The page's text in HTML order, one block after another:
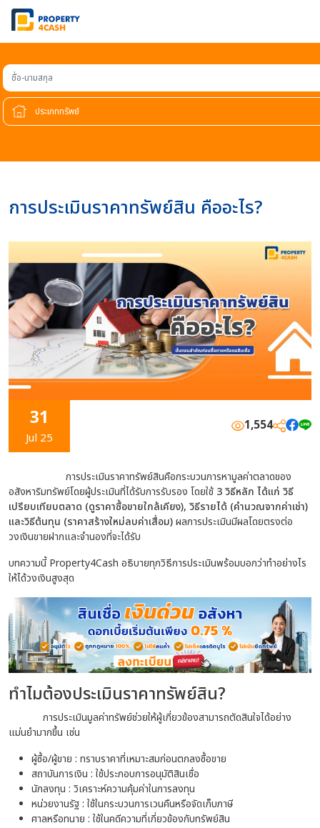
ชื่อ-นามสกุล
การประเมินราคาทรัพย์สิน คืออะไร?
31
Jul 25
1,554
การประเมินราคาทรัพย์สินคือกระบวนการหามูลค่าตลาดของ
อสังหาริมทรัพย์โดยผู้ประเมินที่ได้รับการรับรอง โดยใช้ 3 วิธีหลัก ได้แก่ วิธี
เปรียบเทียบตลาด (ดูราคาซื้อขายใกล้เคียง), วิธีรายได้ (คำนวณจากค่าเช่า)
และวิธีต้นทุน (ราคาสร้างใหม่ลบค่าเสื่อม)ผลการประเมินมีผลโดยตรงต่อ
วงเงินขายฝากและจำนองที่จะได้รับ
บทความนี้ Property4Cash อธิบายทุกวิธีการประเมินพร้อมบอกว่าทำอย่างไร
ให้ได้วงเงินสูงสุด
ทำไมต้องประเมินราคาทรัพย์สิน?
การประเมินมูลค่าทรัพย์ช่วยให้ผู้เกี่ยวข้องสามารถตัดสินใจได้อย่าง
แม่นยำมากขึ้น เช่น
ผู้ซื้อ/ผู้ขาย : ทราบราคาที่เหมาะสมก่อนตกลงซื้อขาย
สถาบันการเงิน : ใช้ประกอบการอนุมัติสินเชื่อ
นักลงทุน : วิเคราะห์ความคุ้มค่าในการลงทุน
หน่วยงานรัฐ : ใช้ในกระบวนการเวนคืนหรือจัดเก็บภาษี
ศาลหรือทนาย : ใช้ในคดีความที่เกี่ยวข้องกับทรัพย์สิน